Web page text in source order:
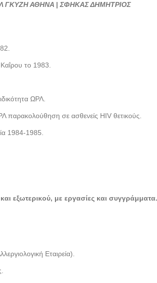
ΓΚΥΖΗ ΑΘΗΝΑ | ΣΦΗΚΑΣ ΔΗΜΗΤΡΙΟΣ
το 1983.
ΩΡΛ.
παρακολούθηση σε ασθενείς HIV θετικούς.
1984-1985.
εξωτερικού, με εργασίες και συγγράμματα.
Εταιρεία).